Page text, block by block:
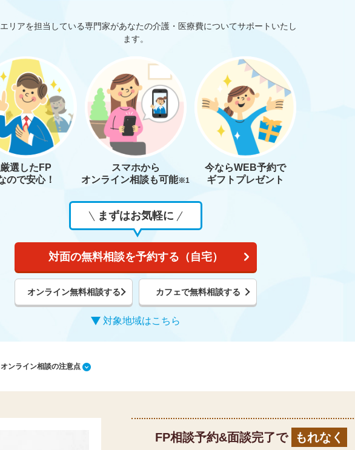
リアを担当している専門家があなたの介護・医療費についてサポートいたし
ます。
厳選したFP
ので安心！
スマホから
オンライン相談も可能※1
今ならWEB予約で
ギフトプレゼント
まずはお気軽に
対面の無料相談を予約する（自宅）
オンライン無料相談する カフェで無料相談する
対象地域はこちら
ンライン相談の注意点
FP相談予約&面談完了で もれなく